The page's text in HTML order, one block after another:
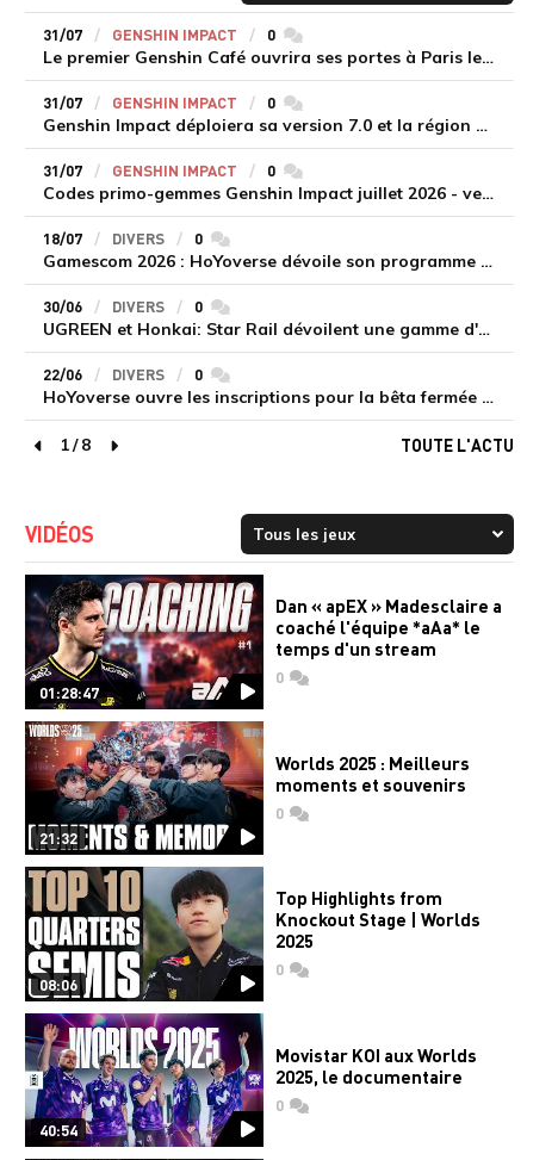
31/07 GENSHIN IMPACT 0commentaires
Le premier Genshin Café ouvrira ses portes à Paris le 14 août
31/07 GENSHIN IMPACT 0commentaires
Genshin Impact déploiera sa version 7.0 et la région de Snezhnaya le 12 août
31/07 GENSHIN IMPACT 0commentaires
Codes primo-gemmes Genshin Impact juillet 2026 - version 7.0
18/07 DIVERS 0commentaires
Gamescom 2026 : HoYoverse dévoile son programme et présente deux nouveaux jeux inédits
30/06 DIVERS 0commentaires
UGREEN et Honkai: Star Rail dévoilent une gamme d'accessoires de recharge en édition limitée
22/06 DIVERS 0commentaires
HoYoverse ouvre les inscriptions pour la bêta fermée de Honkai : Nexus Anima
page précédente
1/8
page suivante
TOUTE L'ACTU
VIDÉOS
01:28:47
Dan « apEX » Madesclaire a
coaché l'équipe *aAa* le
temps d'un stream
0commentaires
21:32
Worlds 2025 : Meilleurs
moments et souvenirs
0commentaires
08:06
Top Highlights from
Knockout Stage | Worlds
2025
0commentaires
40:54
Movistar KOI aux Worlds
2025, le documentaire
0commentaires